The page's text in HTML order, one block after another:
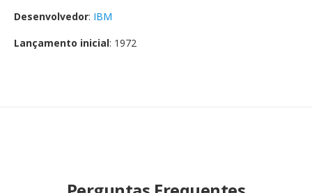
Desenvolvedor: IBM
Lançamento inicial: 1972